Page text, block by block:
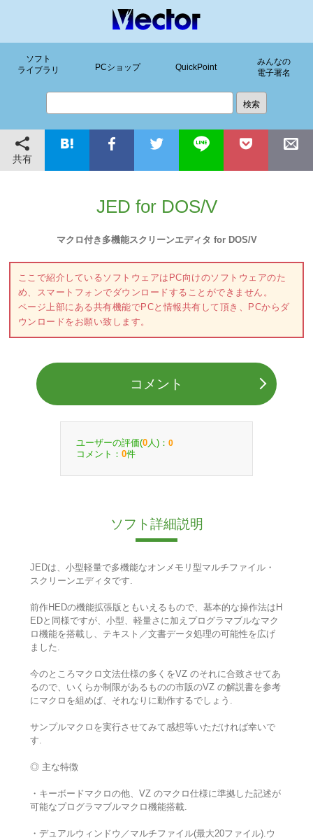
ソフト
ライブラリ
PCショップ QuickPoint
みんなの
電子署名
共有
JED for DOS/V
マクロ付き多機能スクリーンエディタ for DOS/V
ここで紹介しているソフトウェアはPC向けのソフトウェアのた
め、スマートフォンでダウンロードすることができません。
ページ上部にある共有機能でPCと情報共有して頂き、PCからダ
ウンロードをお願い致します。
コメント
ユーザーの評価(0 人)： 0
コメント： 0件
ソフト詳細説明
JEDは、小型軽量で多機能なオンメモリ型マルチファイル・
スクリーンエディタです.
前作HEDの機能拡張版ともいえるもので、基本的な操作法はH
EDと同様ですが、小型、軽量さに加えプログラマブルなマク
ロ機能を搭載し、テキスト／文書データ処理の可能性を広げ
ました.
今のところマクロ文法仕様の多くをVZ のそれに合致させてあ
るので、いくらか制限があるものの市販のVZ の解説書を参考
にマクロを組めば、それなりに動作するでしょう.
サンプルマクロを実行させてみて感想等いただければ幸いで
す.
◎ 主な特徴
・キーボードマクロの他、VZ のマクロ仕様に準拠した記述が
可能なプログラマブルマクロ機能搭載.
・デュアルウィンドウ／マルチファイル(最大20ファイル).ウ